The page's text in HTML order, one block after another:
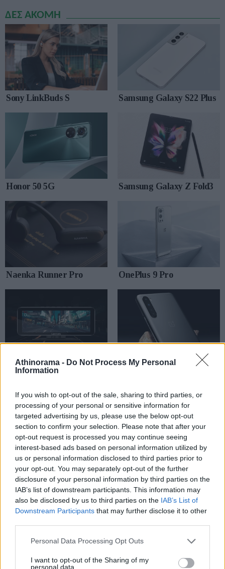
Athinorama - Do Not Process My Personal
Information
If you wish to opt-out of the sale, sharing to third parties, or
processing of your personal or sensitive information for
targeted advertising by us, please use the below opt-out
section to confirm your selection. Please note that after your
opt-out request is processed you may continue seeing
interest-based ads based on personal information utilized by
us or personal information disclosed to third parties prior to
your opt-out. You may separately opt-out of the further
disclosure of your personal information by third parties on the
IAB’s list of downstream participants. This information may
also be disclosed by us to third parties on the IAB’s List of
Downstream Participants that may further disclose it to other
Please note that this website/app uses one or more Google
not limited to your visit or usage behaviour. You may click to
Personal Data Processing Opt Outs
I want to opt-out of the Sharing of my
personal data.
ΔΕΣ ΑΚΟΜΗ
Sony LinkBuds S Samsung Galaxy S22 Plus
Honor 50 5G Samsung Galaxy Z Fold3
Naenka Runner Pro OnePlus 9 Pro
Lanmodo Vast Pro OnePlus Nord
ΔΗΜΟΦΙΛΕΣΤΕΡΑ ΘΕΜΑΤΑ
Αύγουστος στο Netflix:
καλοκαιρινές
αποκλειστικότητες
To The Odyssey "σπάει
ταμεία" παντού, στο σπίτι...
του χρόνου